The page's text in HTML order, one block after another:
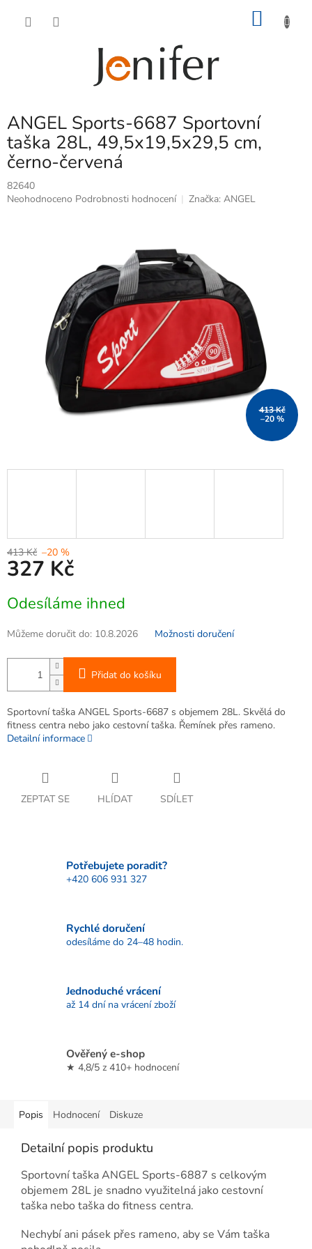
ANGEL Sports-6687 Sportovní
taška 28L, 49,5x19,5x29,5 cm,
černo-červená
82640
Průměrné
Neohodnoceno Podrobnosti hodnocení Značka: ANGEL
413 Kč
–20 %
413 Kč –20 %
327 Kč
cena:
Odesíláme ihned
Můžeme doručit do: 10.8.2026 Možnosti doručení
Přidat do košíku
Sportovní taška ANGEL Sports-6687 s objemem 28L. Skvělá do
fitness centra nebo jako cestovní taška. Řemínek přes rameno.
Detailní informace
ZEPTAT SE HLÍDAT SDÍLET
Potřebujete poradit?
+420 606 931 327
Rychlé doručení
odesíláme do 24–48 hodin.
Jednoduché vrácení
až 14 dní na vrácení zboží
Ověřený e-shop
★ 4,8/5 z 410+ hodnocení
Popis Hodnocení Diskuze
Detailní popis produktu
Sportovní taška ANGEL Sports-6887 s celkovým
objemem 28L je snadno využitelná jako cestovní
taška nebo taška do fitness centra.
Nechybí ani pásek přes rameno, aby se Vám taška